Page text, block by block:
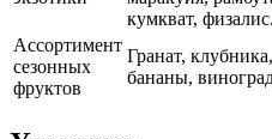
кумкват, физалис.
Ассортимент
сезонных
фруктов
Гранат,
бананы,